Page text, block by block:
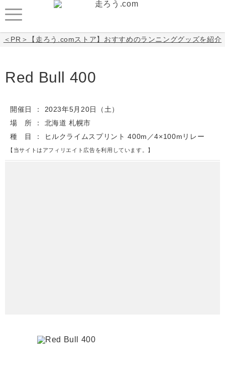
＜PR＞【走ろう.comストア】おすすめのランニンググッズを紹介
Red Bull 400
開催日 2023年5月20日
（土）
場 所
北海道 札幌市
種 目
ヒルクライムスプリント 400m／4×100mリレー
【当サイトはアフィリエイト広告を利用しています。】